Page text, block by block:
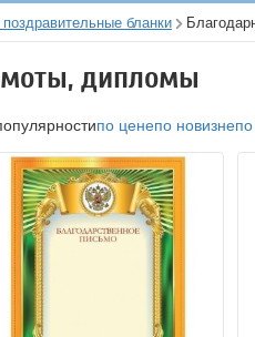
бланки
дипломы
по ценепо новизне